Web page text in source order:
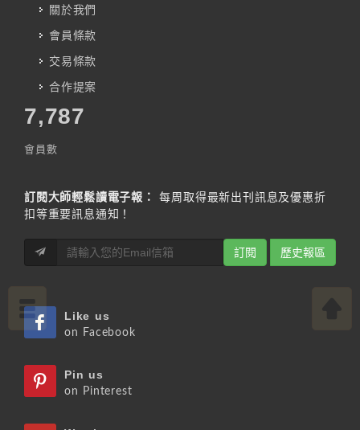
關於我們
會員條款
交易條款
合作提案
7,787
會員數
訂閱大師輕鬆讀電子報：
每周取得最新出刊訊息及優惠折
扣等重要訊息通知！
訂閱 歷史報區
Like us
on Facebook
Pin us
on Pinterest